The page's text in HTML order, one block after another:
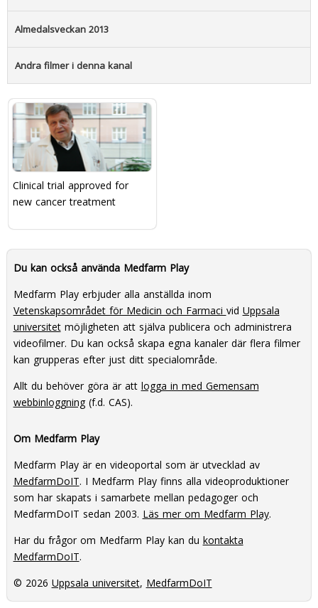
Almedalsveckan 2013
Andra filmer i denna kanal
Clinical trial approved for
new cancer treatment
Du kan också använda Medfarm Play
Medfarm Play erbjuder alla anställda inom
Vetenskapsområdet för Medicin och Farmaci vid Uppsala
universitetmöjligheten att själva publicera och administrera
videofilmer. Du kan också skapa egna kanaler där flera filmer
kan grupperas efter just ditt specialområde.
Allt du behöver göra är att logga in med Gemensam
webbinloggning(f.d. CAS).
Om Medfarm Play
Medfarm Play är en videoportal som är utvecklad av
MedfarmDoIT. I Medfarm Play finns alla videoproduktioner
som har skapats i samarbete mellan pedagoger och
MedfarmDoIT sedan 2003. Läs mer om Medfarm Play.
Har du frågor om Medfarm Play kan du kontakta
MedfarmDoIT.
© 2026 Uppsala universitet, MedfarmDoIT